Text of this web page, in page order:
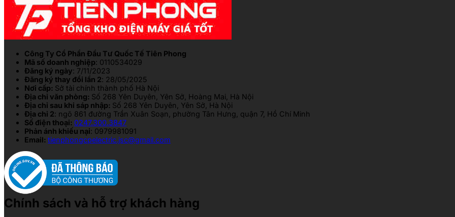
Công Ty Cổ Phần Đầu Tư Quốc Tế Tiên Phong
Mã số doanh nghiệp: 0110534029
Đăng ký ngày: 7/11/2023
Đăng ký thay đổi lần 2: 28/05/2025
Nơi cấp: Sở tài chính thành phố Hà Nội
Địa chỉ văn phòng: Số 268 Yên Duyên, Yên Sở, Hoàng Mai, Hà Nội
Địa chỉ sau khi sáp nhập: Số 268 Yên Duyên, Yên Sở, Hà Nội
Địa chỉ 2: ngõ 861 đường Trần Xuân Soạn, phường Tân Hưng, quận 7, Hồ Chí Minh
Số điện thoại: 0247.300.3847
Phản ánh khiếu nại: 0979981091
Email: tienphongcpelectric.jsc@gmail.com
Chính sách và hỗ trợ khách hàng